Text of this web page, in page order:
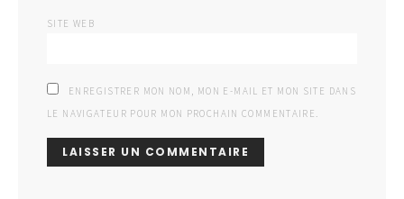
SITE WEB
ENREGISTRER MON NOM, MON E-MAIL ET MON SITE DANS
LE NAVIGATEUR POUR MON PROCHAIN COMMENTAIRE.